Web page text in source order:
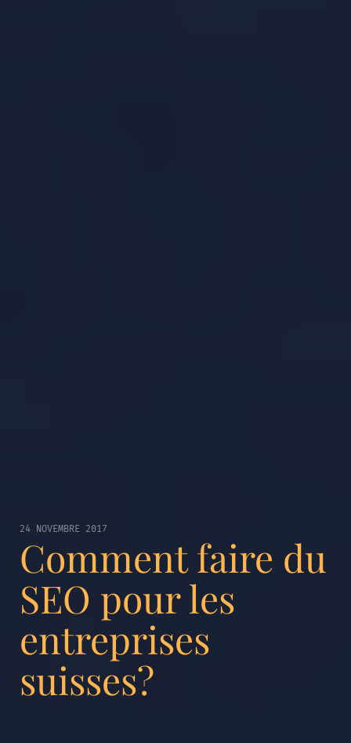
24 NOVEMBRE 2017
Comment faire du
SEO pour les
entreprises
suisses?